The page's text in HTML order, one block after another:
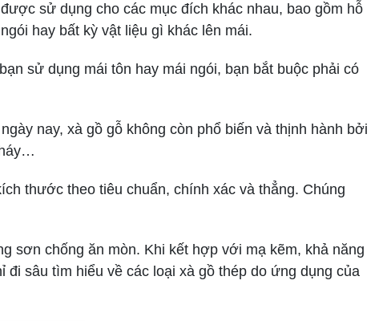
sử dụng cho các mục đích khác nhau, bao gồm hỗ
hay bất kỳ vật liệu gì khác lên mái.
sử dụng mái tôn hay mái ngói, bạn bắt buộc phải có
nay, xà gồ gỗ không còn phổ biến và thịnh hành bởi
thước theo tiêu chuẩn, chính xác và thẳng. Chúng
sơn chống ăn mòn. Khi kết hợp với mạ kẽm, khả năng
sâu tìm hiểu về các loại xà gồ thép do ứng dụng của